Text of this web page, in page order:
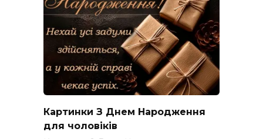
Картинки З Днем Народження
для чоловіків​